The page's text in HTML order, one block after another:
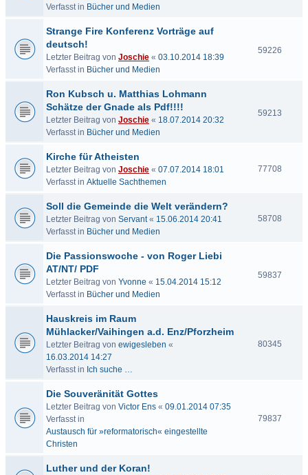
Verfasst in Bücher und Medien
Strange Fire Konferenz Vorträge auf
deutsch!
Letzter Beitrag von Joschie « 03.10.2014 18:39
Verfasst in Bücher und Medien
59226
Ron Kubsch u. Matthias Lohmann
Schätze der Gnade als Pdf!!!!
Letzter Beitrag von Joschie « 18.07.2014 20:32
Verfasst in Bücher und Medien
59213
Kirche für Atheisten
Letzter Beitrag von Joschie « 07.07.2014 18:01
Verfasst in Aktuelle Sachthemen
77708
Soll die Gemeinde die Welt verändern?
Letzter Beitrag von Servant« 15.06.2014 20:41
Verfasst in Bücher und Medien
58708
Die Passionswoche - von Roger Liebi
AT/NT/ PDF
Letzter Beitrag von Yvonne « 15.04.2014 15:12
Verfasst in Bücher und Medien
59837
Hauskreis im Raum
Mühlacker/Vaihingen a.d. Enz/Pforzheim
Letzter Beitrag von ewigesleben «
16.03.2014 14:27
Verfasst in Ich suche …
80345
Die Souveränität Gottes
Letzter Beitrag von Victor Ens « 09.01.2014 07:35
Verfasst in
Austausch für »reformatorisch« eingestellte
Christen
79837
Luther und der Koran!